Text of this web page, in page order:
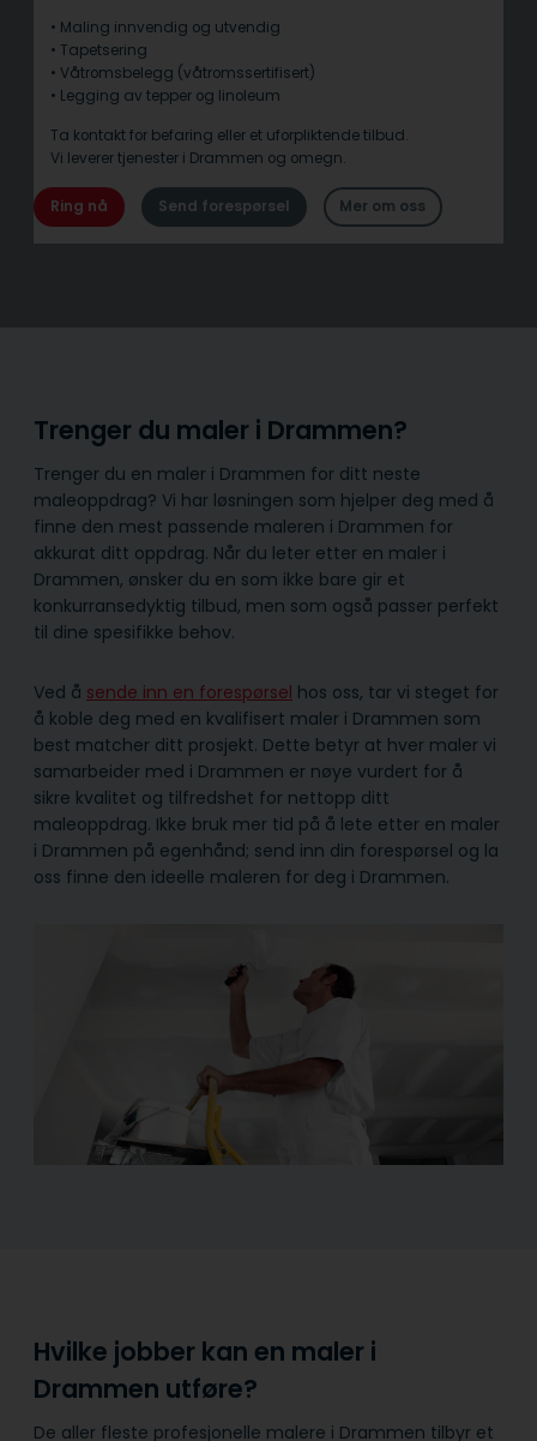
• Maling innvendig og utvendig
• Tapetsering
• Våtromsbelegg (våtromssertifisert)
• Legging av tepper og linoleum
Ta kontakt for befaring eller et uforpliktende tilbud.
Vi leverer tjenester i Drammen og omegn.
Ring nå Send forespørsel Mer om oss
Trenger du maler i Drammen?
Trenger du en maler i Drammen for ditt neste
maleoppdrag? Vi har løsningen som hjelper deg med å
finne den mest passende maleren i Drammen for
akkurat ditt oppdrag. Når du leter etter en maler i
Drammen, ønsker du en som ikke bare gir et
konkurransedyktig tilbud, men som også passer perfekt
til dine spesifikke behov.
Ved å sende inn en forespørsel hos oss, tar vi steget for
å koble deg med en kvalifisert maler i Drammen som
best matcher ditt prosjekt. Dette betyr at hver maler vi
samarbeider med i Drammen er nøye vurdert for å
sikre kvalitet og tilfredshet for nettopp ditt
maleoppdrag. Ikke bruk mer tid på å lete etter en maler
i Drammen på egenhånd; send inn din forespørsel og la
oss finne den ideelle maleren for deg i Drammen.
Hvilke jobber kan en maler i
Drammen utføre?
De aller fleste profesjonelle malere i Drammen tilbyr et